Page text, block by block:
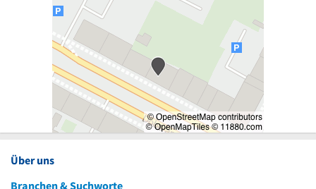
Über uns
Branchen & Suchworte